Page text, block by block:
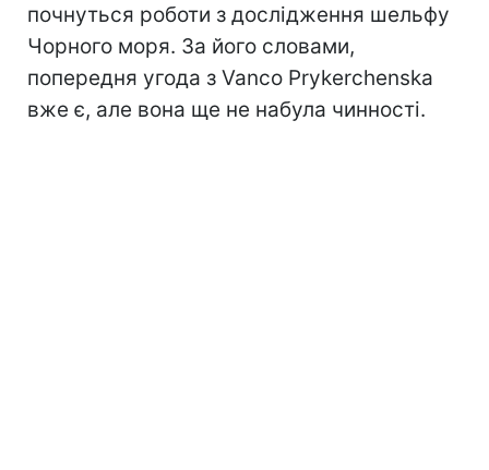
почнуться роботи з дослідження шельфу
Чорного моря. За його словами,
попередня угода з Vanco Prykerchenska
вже є, але вона ще не набула чинності.